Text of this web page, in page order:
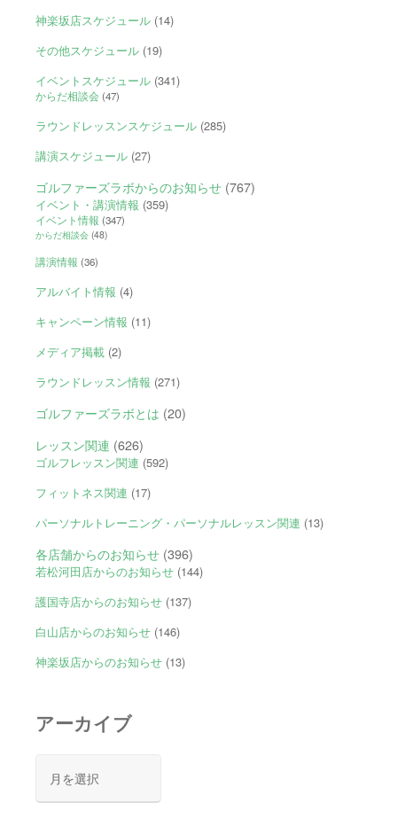
神楽坂店スケジュール(14)
その他スケジュール(19)
イベントスケジュール(341)
からだ相談会(47)
ラウンドレッスンスケジュール(285)
講演スケジュール(27)
ゴルファーズラボからのお知らせ(767)
イベント・講演情報 (359)
イベント情報 (347)
からだ相談会(48)
講演情報 (36)
アルバイト情報 (4)
キャンペーン情報 (11)
メディア掲載(2)
ラウンドレッスン情報 (271)
ゴルファーズラボとは (20)
レッスン関連 (626)
ゴルフレッスン関連 (592)
フィットネス関連 (17)
パーソナルトレーニング・パーソナルレッスン関連 (13)
各店舗からのお知らせ(396)
若松河田店からのお知らせ(144)
護国寺店からのお知らせ(137)
白山店からのお知らせ(146)
神楽坂店からのお知らせ(13)
アーカイブ
カ